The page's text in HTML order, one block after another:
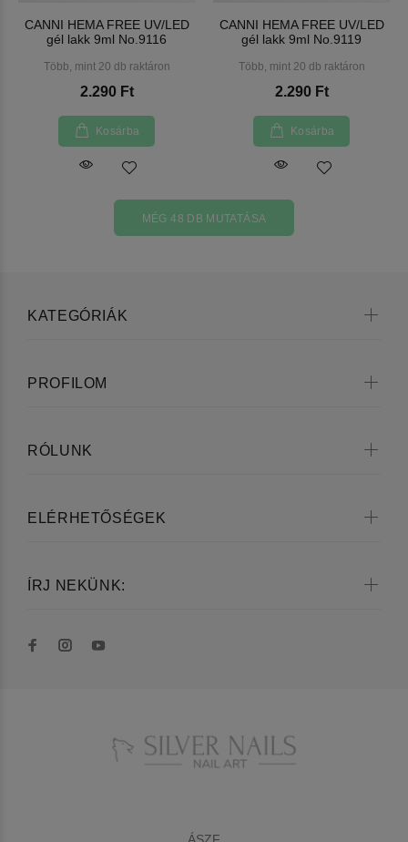
CANNI HEMA FREE UV/LED
gél lakk 9ml No.9116
Több, mint 20 db raktáron
2.290 Ft
Kosárba
CANNI HEMA FREE UV/LED
gél lakk 9ml No.9119
Több, mint 20 db raktáron
2.290 Ft
Kosárba
MÉG 48 DB MUTATÁSA
KATEGÓRIÁK
PROFILOM
RÓLUNK
ELÉRHETŐSÉGEK
ÍRJ NEKÜNK:
ÁSZF